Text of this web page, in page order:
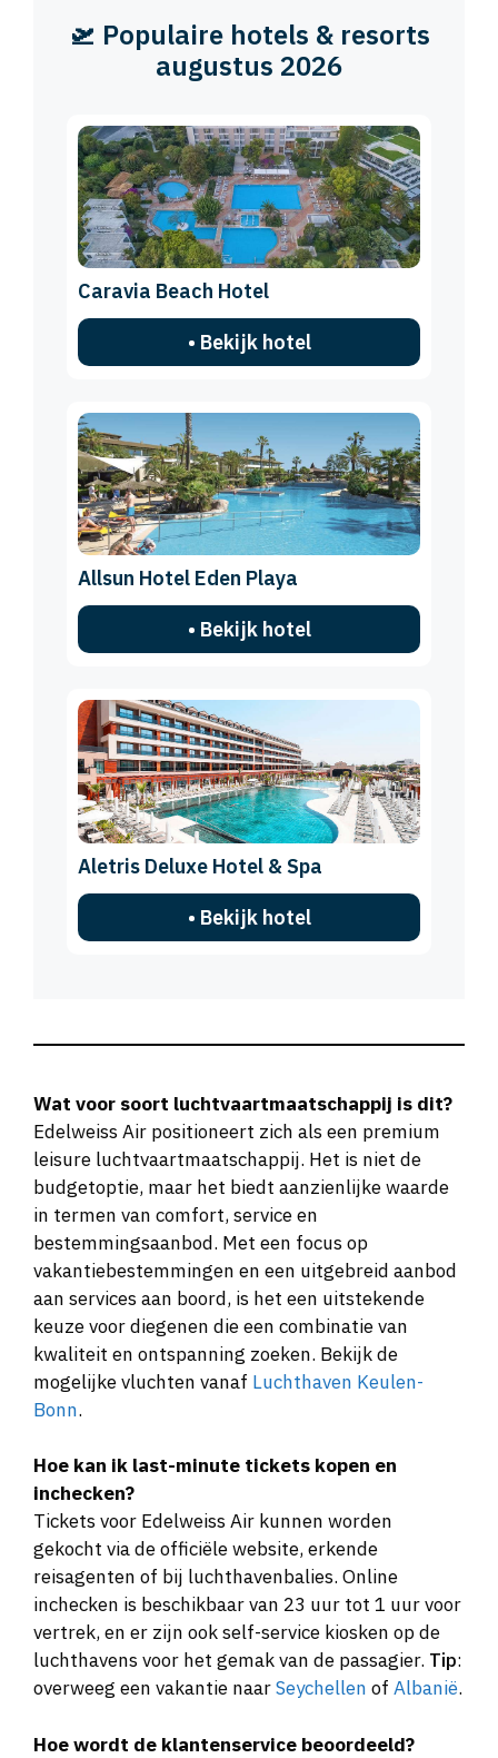
🛫 Populaire hotels & resorts
augustus 2026
Caravia Beach Hotel
• Bekijk hotel
Allsun Hotel Eden Playa
• Bekijk hotel
Aletris Deluxe Hotel & Spa
• Bekijk hotel
Wat voor soort luchtvaartmaatschappij is dit?
Edelweiss Air positioneert zich als een premium
leisure luchtvaartmaatschappij. Het is niet de
budgetoptie, maar het biedt aanzienlijke waarde
in termen van comfort, service en
bestemmingsaanbod. Met een focus op
vakantiebestemmingen en een uitgebreid aanbod
aan services aan boord, is het een uitstekende
keuze voor diegenen die een combinatie van
kwaliteit en ontspanning zoeken. Bekijk de
mogelijke vluchten vanaf Luchthaven Keulen-
Bonn.
Hoe kan ik last-minute tickets kopen en
inchecken?
Tickets voor Edelweiss Air kunnen worden
gekocht via de officiële website, erkende
reisagenten of bij luchthavenbalies. Online
inchecken is beschikbaar van 23 uur tot 1 uur voor
vertrek, en er zijn ook self-service kiosken op de
luchthavens voor het gemak van de passagier. Tip:
overweeg een vakantie naarSeychellen of Albanië.
Hoe wordt de klantenservice beoordeeld?